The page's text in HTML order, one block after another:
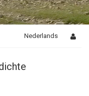
Nederlands